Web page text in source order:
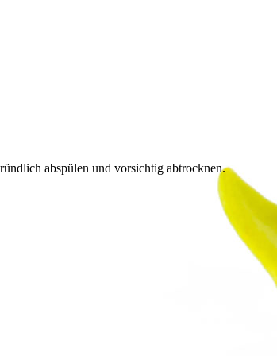
abspülen und vorsichtig abtrocknen.